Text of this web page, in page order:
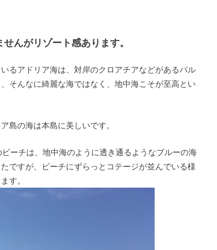
んがリゾート感あります。
るアドリア海は、対岸のクロアチアなどがあるバル
そんなに綺麗な海ではなく、地中海こそが至高とい
島の海は本島に美しいです。
ーチは、地中海のように透き通るようなブルーの海
ですが、ビーチにずらっとコテージが並んでいる様
す。